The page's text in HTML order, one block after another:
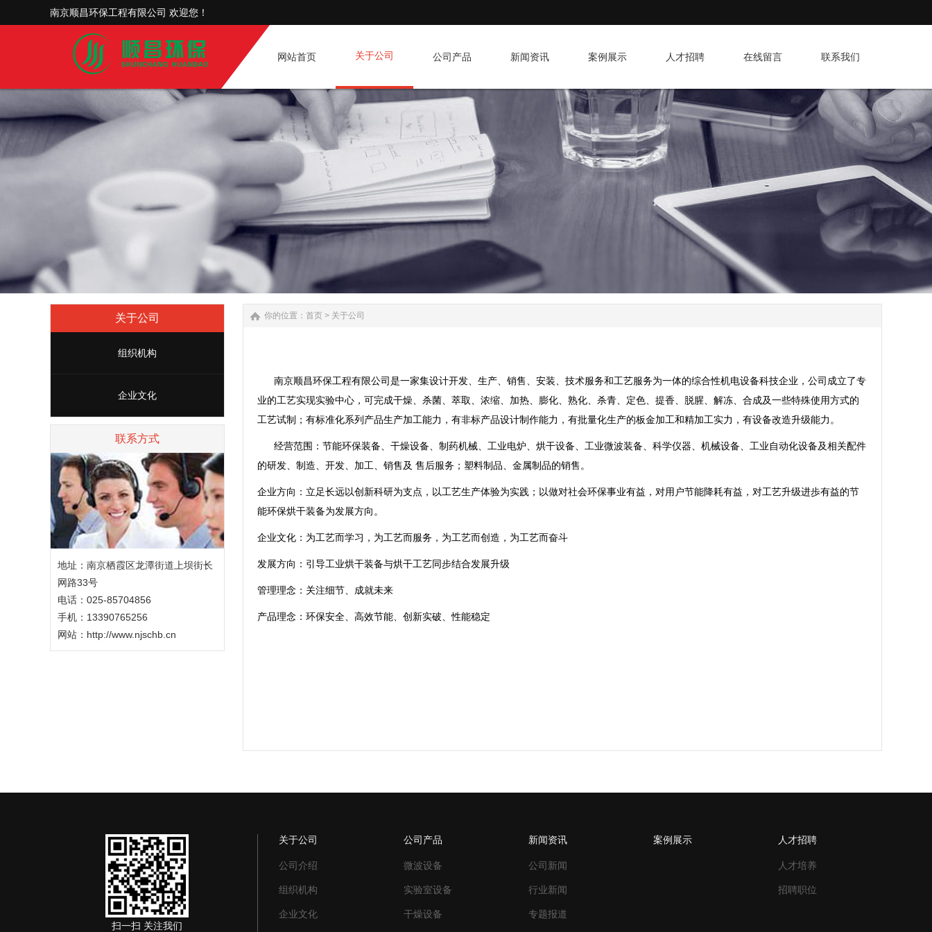
南京顺昌环保工程有限公司 欢迎您！
网站首页 关于公司 公司产品 新闻资讯 案例展示 人才招聘 在线留言 联系我们
1
关于公司
组织机构
企业文化
联系方式
地址：南京栖霞区龙潭街道上坝街长
网路33号
电话：025-85704856
手机：13390765256
网站： http://www.njschb.cn
你的位置： 首页 > 关于公司
南京顺昌环保工程有限公司是一家集设计开发、生产、销售、安装、技术服务和工艺服务为一体的综合性机电设备科技企业，公司成立了专
业的工艺实现实验中心，可完成干燥、杀菌、萃取、浓缩、加热、膨化、熟化、杀青、定色、提香、脱腥、解冻、合成及一些特殊使用方式的
工艺试制；有标准化系列产品生产加工能力，有非标产品设计制作能力，有批量化生产的板金加工和精加工实力，有设备改造升级能力。
经营范围：节能环保装备、 干燥设备、制药机械、工业电炉、 烘干设备、工业微波装备、科学仪器、机械设备、工业自动化设备及相关配件
的研发、制造、开发、加工、销售及 售后服务；塑料制品、金属制品的销售。
企业方向：立足长远以创新科研为支点，以工艺生产体验为实践；以做对社会环保事业有益，对用户节能降耗有益，对工艺升级进歩有益的节
能环保烘干装备为发展方向。
企业文化：为工艺而学习，为工艺而服务，为工艺而创造，为工艺而奋斗
发展方向：引导工业烘干装备与烘干工艺同步结合发展升级
管理理念：关注细节、成就未来
产品理念：环保安全、高效节能、创新实破、性能稳定
扫一扫 关注我们
关于公司
公司介绍
组织机构
企业文化
公司产品
微波设备
实验室设备
干燥设备
新闻资讯
公司新闻
行业新闻
专题报道
案例展示 人才招聘
人才培养
招聘职位